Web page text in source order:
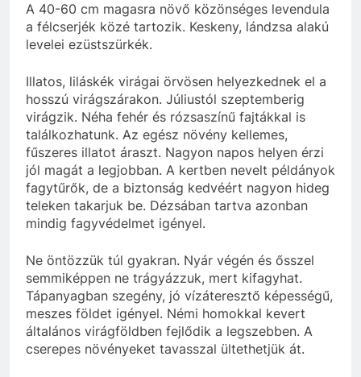
A 40-60 cm magasra növő közönséges levendula
a félcserjék közé tartozik. Keskeny, lándzsa alakú
levelei ezüstszürkék.
Illatos, liláskék virágai örvösen helyezkednek el a
hosszú virágszárakon. Júliustól szeptemberig
virágzik. Néha fehér és rózsaszínű fajtákkal is
találkozhatunk. Az egész növény kellemes,
fűszeres illatot áraszt. Nagyon napos helyen érzi
jól magát a legjobban. A kertben nevelt példányok
fagytűrők, de a biztonság kedvéért nagyon hideg
teleken takarjuk be. Dézsában tartva azonban
mindig fagyvédelmet igényel.
Ne öntözzük túl gyakran. Nyár végén és ősszel
semmiképpen ne trágyázzuk, mert kifagyhat.
Tápanyagban szegény, jó vízáteresztő képességű,
meszes földet igényel. Némi homokkal kevert
általános virágföldben fejlődik a legszebben. A
cserepes növényeket tavasszal ültethetjük át.